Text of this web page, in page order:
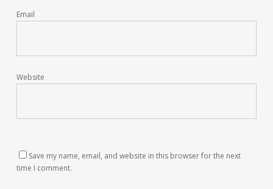
Email
Website
Save my name, email, and website in this browser for the next
time I comment.